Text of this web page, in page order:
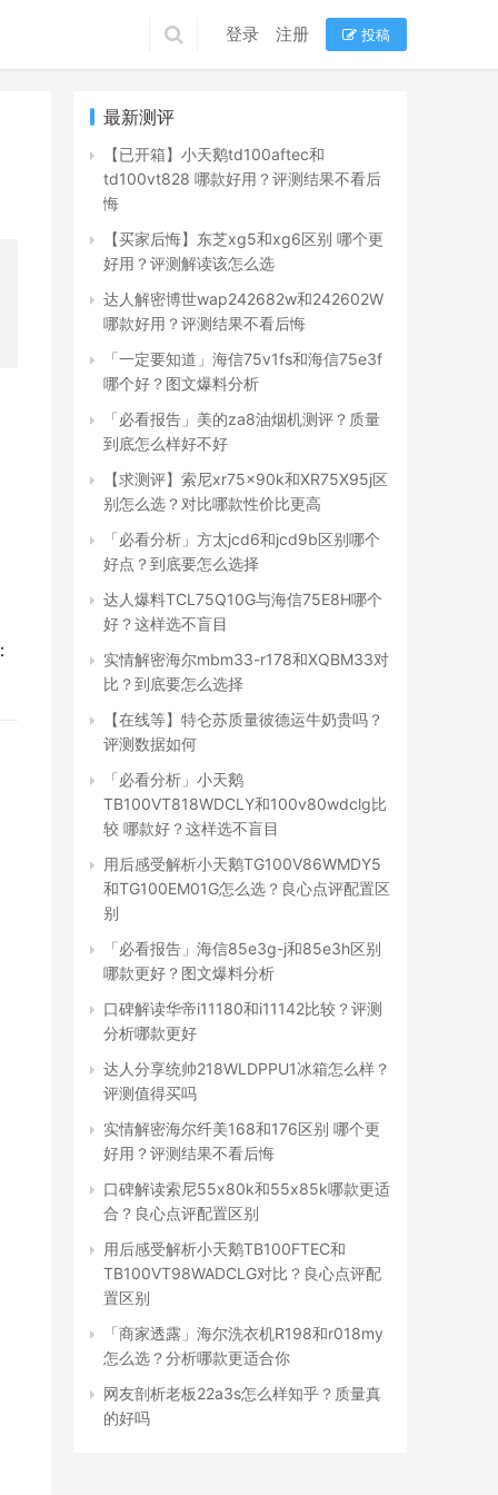
登录 注册 投稿
最新测评
【已开箱】小天鹅td100aftec和
td100vt828 哪款好用？评测结果不看后
悔
【买家后悔】东芝xg5和xg6区别 哪个更
好用？评测解读该怎么选
达人解密博世wap242682w和242602W
哪款好用？评测结果不看后悔
「一定要知道」海信75v1fs和海信75e3f
哪个好？图文爆料分析
「必看报告」美的za8油烟机测评？质量
到底怎么样好不好
【求测评】索尼xr75x90k和XR75X95j区
别怎么选？对比哪款性价比更高
「必看分析」方太jcd6和jcd9b区别哪个
好点？到底要怎么选择
达人爆料TCL75Q10G与海信75E8H哪个
好？这样选不盲目
实情解密海尔mbm33-r178和XQBM33对
比？到底要怎么选择
【在线等】特仑苏质量彼德运牛奶贵吗？
评测数据如何
「必看分析」小天鹅
TB100VT818WDCLY和100v80wdclg比
较 哪款好？这样选不盲目
用后感受解析小天鹅TG100V86WMDY5
和TG100EM01G怎么选？良心点评配置区
别
「必看报告」海信85e3g-j和85e3h区别
哪款更好？图文爆料分析
口碑解读华帝i11180和i11142比较？评测
分析哪款更好
达人分享统帅218WLDPPU1冰箱怎么样？
评测值得买吗
实情解密海尔纤美168和176区别 哪个更
好用？评测结果不看后悔
口碑解读索尼55x80k和55x85k哪款更适
合？良心点评配置区别
用后感受解析小天鹅TB100FTEC和
TB100VT98WADCLG对比？良心点评配
置区别
「商家透露」海尔洗衣机R198和r018my
怎么选？分析哪款更适合你
网友剖析老板22a3s怎么样知乎？质量真
的好吗